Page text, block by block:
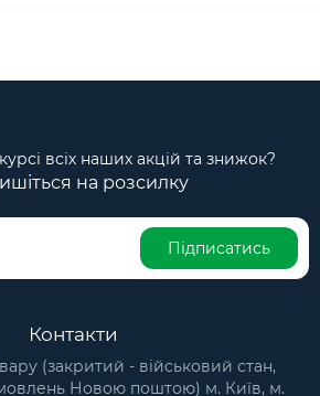
всіх наших акцій та знижок?
на розсилку
Підписатись
Контакти
(закритий - військовий стан,
Новою поштою) м. Київ, м.